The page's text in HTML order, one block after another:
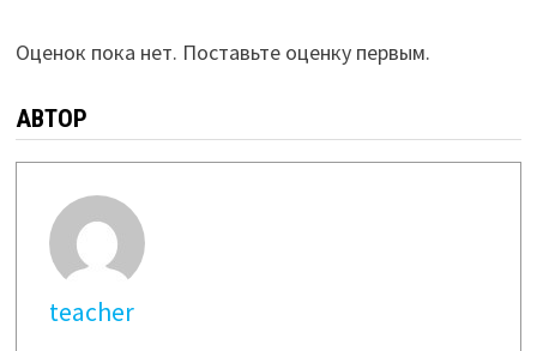
Оценок пока нет. Поставьте оценку первым.
АВТОР
teacher